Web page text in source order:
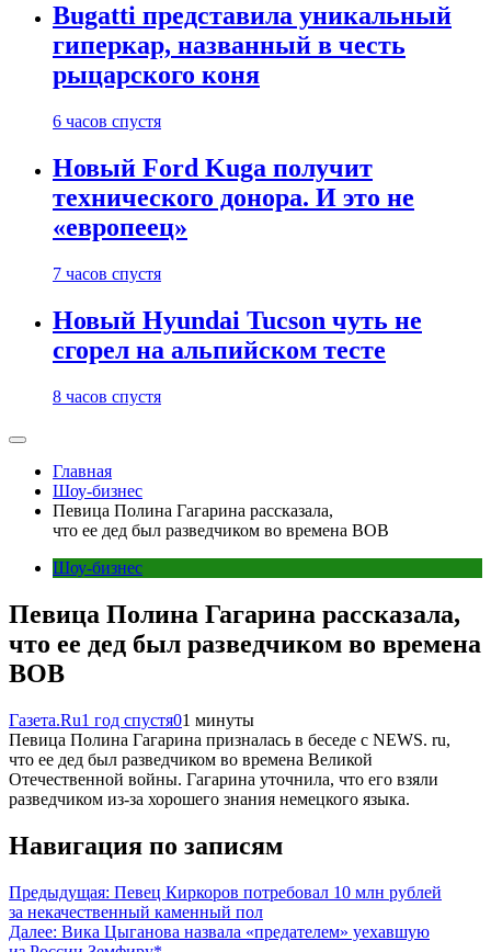
Bugatti представила уникальный
гиперкар, названный в честь
рыцарского коня
6 часов спустя
Новый Ford Kuga получит
технического донора. И это не
«европеец»
7 часов спустя
Новый Hyundai Tucson чуть не
сгорел на альпийском тесте
8 часов спустя
Главная
Шоу-бизнес
Певица Полина Гагарина рассказала,
что ее дед был разведчиком во времена ВОВ
Шоу-бизнес
Певица Полина Гагарина рассказала,
что ее дед был разведчиком во времена
ВОВ
Газета.Ru1 год спустя01 минуты
Певица Полина Гагарина призналась в беседе с NEWS. ru,
что ее дед был разведчиком во времена Великой
Отечественной войны. Гагарина уточнила, что его взяли
разведчиком из-за хорошего знания немецкого языка.
Навигация по записям
Предыдущая: Певец Киркоров потребовал 10 млн рублей
за некачественный каменный пол
Далее: Вика Цыганова назвала «предателем» уехавшую